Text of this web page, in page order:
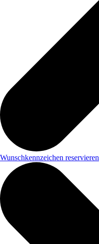
Wunschkennzeichen reservieren